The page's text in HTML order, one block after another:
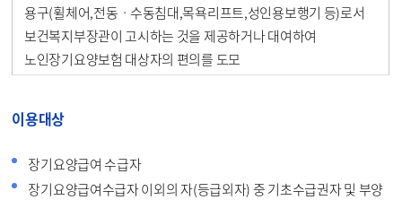
용구(휠체어,전동ㆍ수동침대,목욕리프트,성인용보행기 등)로서
보건복지부장관이 고시하는 것을 제공하거나 대여하여
노인장기요양보험 대상자의 편의를 도모
이용대상
장기요양급여 수급자
장기요양급여수급자 이외의 자(등급외자) 중 기초수급권자 및 부양